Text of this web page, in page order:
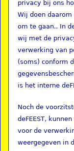
privacy bij ons
Wij doen
om te gaan.. In
wij met de
verwerking van
(soms) conform
is het interne
Noch de
deFEEST,
voor de
weergegeven in